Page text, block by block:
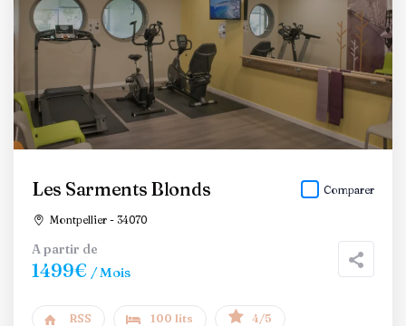
Les Sarments Blonds
Montpellier - 34070
Comparer
A partir de
1499€ / Mois
RSS 100 lits 4/5